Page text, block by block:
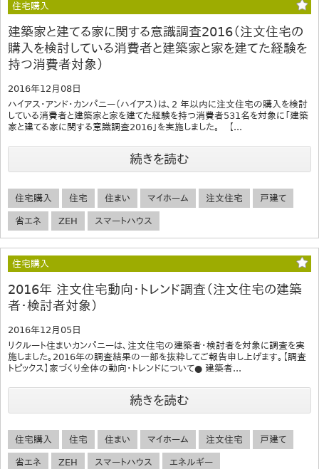
住宅購入
建築家と建てる家に関する意識調査2016（注文住宅の
購入を検討している消費者と建築家と家を建てた経験を
持つ消費者対象）
2016年12月08日
ハイアス・アンド・カンパニー（ハイアス）は、2 年以内に注文住宅の購入を検討
している消費者と建築家と家を建てた経験を持つ消費者531名を対象に「建築
家と建てる家に関する意識調査2016」を実施しました。 【...
続きを読む
住宅購入 住宅 住まい マイホーム 注文住宅 戸建て
省エネ ZEH スマートハウス
住宅購入
2016年 注文住宅動向・トレンド調査（注文住宅の建築
者・検討者対象）
2016年12月05日
リクルート住まいカンパニーは、注文住宅の建築者・検討者を対象に調査を実
施しました。2016年の調査結果の一部を抜粋してご報告申し上げます。【調査
トピックス】家づくり全体の動向・トレンドについて● 建築者...
続きを読む
住宅購入 住宅 住まい マイホーム 注文住宅 戸建て
省エネ ZEH スマートハウス エネルギー